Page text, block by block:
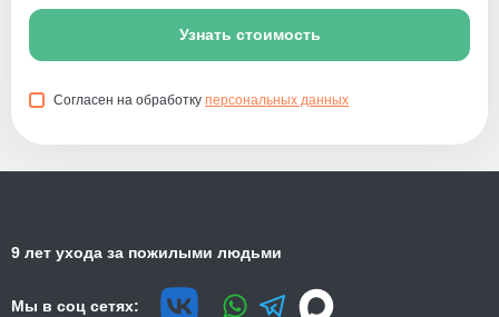
Узнать стоимость
Согласен на обработку персональных данных
9 лет ухода за пожилыми людьми
Мы в соц сетях: